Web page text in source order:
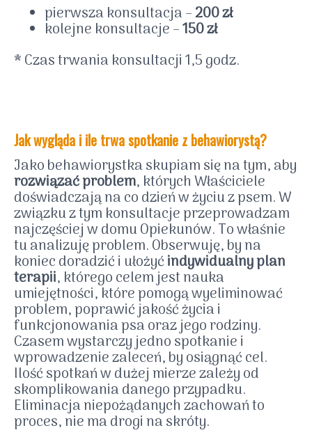
pierwsza konsultacja –200 zł
kolejne konsultacje –150 zł
* Czas trwania konsultacji 1,5 godz.
Jak wygląda i ile trwa spotkanie z behawiorystą?
Jako behawiorystka skupiam się na tym, aby
rozwiązać problem, których Właściciele
doświadczają na co dzień w życiu z psem. W
związku z tym konsultacje przeprowadzam
najczęściej w domu Opiekunów. To właśnie
tu analizuję problem. Obserwuję, by na
koniec doradzić i ułożyćindywidualny plan
terapii, którego celem jest nauka
umiejętności, które pomogą wyeliminować
problem, poprawić jakość życia i
funkcjonowania psa oraz jego rodziny.
Czasem wystarczy jedno spotkanie i
wprowadzenie zaleceń, by osiągnąć cel.
Ilość spotkań w dużej mierze zależy od
skomplikowania danego przypadku.
Eliminacja niepożądanych zachowań to
proces, nie ma drogi na skróty.